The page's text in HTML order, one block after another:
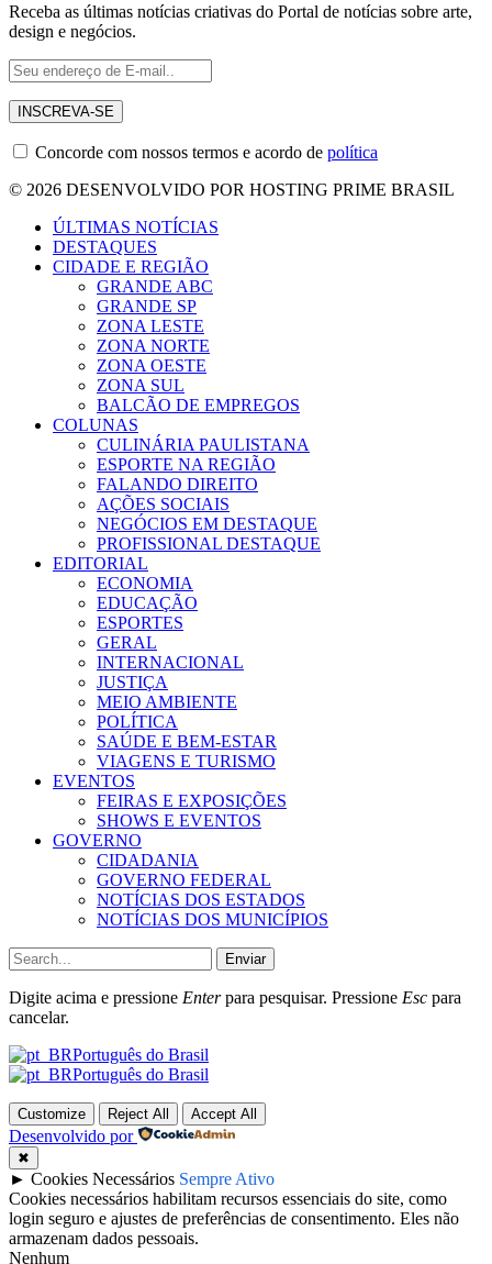
Receba as últimas notícias criativas do Portal de notícias sobre arte,
design e negócios.
Concorde com nossos termos e acordo de política
© 2026 DESENVOLVIDO POR HOSTING PRIME BRASIL
ÚLTIMAS NOTÍCIAS
DESTAQUES
CIDADE E REGIÃO
GRANDE ABC
GRANDE SP
ZONA LESTE
ZONA NORTE
ZONA OESTE
ZONA SUL
BALCÃO DE EMPREGOS
COLUNAS
CULINÁRIA PAULISTANA
ESPORTE NA REGIÃO
FALANDO DIREITO
AÇÕES SOCIAIS
NEGÓCIOS EM DESTAQUE
PROFISSIONAL DESTAQUE
EDITORIAL
ECONOMIA
EDUCAÇÃO
ESPORTES
GERAL
INTERNACIONAL
JUSTIÇA
MEIO AMBIENTE
POLÍTICA
SAÚDE E BEM-ESTAR
VIAGENS E TURISMO
EVENTOS
FEIRAS E EXPOSIÇÕES
SHOWS E EVENTOS
GOVERNO
CIDADANIA
GOVERNO FEDERAL
NOTÍCIAS DOS ESTADOS
NOTÍCIAS DOS MUNICÍPIOS
Enviar
Digite acima e pressione Enterpara pesquisar. Pressione Esc para
cancelar.
Português do Brasil
Português do Brasil
Customize Reject All Accept All
Desenvolvido por
✖
► Cookies Necessários Sempre Ativo
Cookies necessários habilitam recursos essenciais do site, como
login seguro e ajustes de preferências de consentimento. Eles não
armazenam dados pessoais.
Nenhum